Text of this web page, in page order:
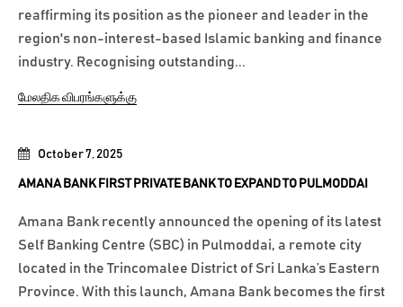
October 7, 2025
AMANA BANK FIRST PRIVATE BANK TO EXPAND TO PULMODDAI
Amana Bank recently announced the opening of its latest
Self Banking Centre (SBC) in Pulmoddai, a remote city
located in the Trincomalee District of Sri Lanka’s Eastern
Province. With this launch, Amana Bank becomes the first
reaffirming its position as the pioneer and leader in the
region's non-interest-based Islamic banking and finance
industry. Recognising outstanding...
மேலதிக விபரங்களுக்கு